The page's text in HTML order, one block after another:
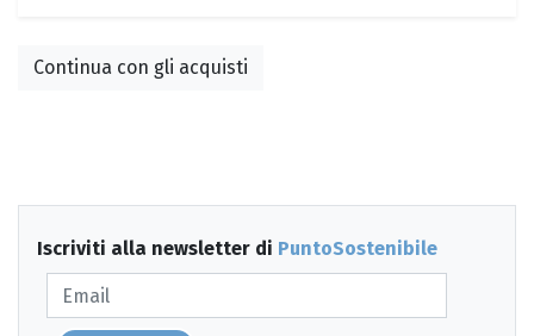
Continua con gli acquisti
Iscriviti alla newsletter di PuntoSostenibile